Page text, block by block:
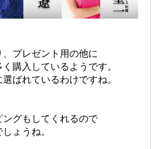
プレゼント用の他に
購入しているようです。
ばれているわけですね。
グもしてくれるので
ょうね。